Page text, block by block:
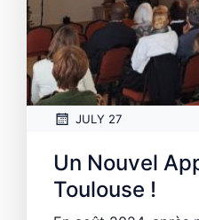
JULY 27
Un Nouvel
Toulouse !